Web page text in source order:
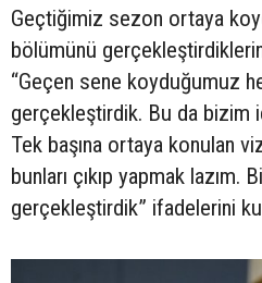
Geçtiğimiz sezon ortaya
bölümünü
“Geçen sene koyduğumuz
gerçekleştirdik. Bu da bizim
Tek başına ortaya konulan
bunları çıkıp yapmak lazım.
gerçekleştirdik” ifadelerini